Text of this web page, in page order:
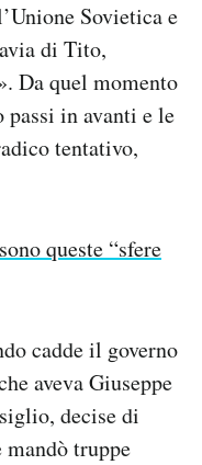
Sovietica e
di Tito,
Da quel momento
passi in avanti e le
tentativo,
queste “sfere
cadde il governo
aveva Giuseppe
decise di
truppe